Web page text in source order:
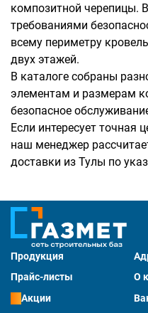
композитной черепицы.
требованиями
всему периметру
двух этажей.
В каталоге собраны
элементам и размерам
безопасное
Если интересует точная
наш менеджер
доставки из Тулы по
Продукция
Прайс-листы
О
Акции